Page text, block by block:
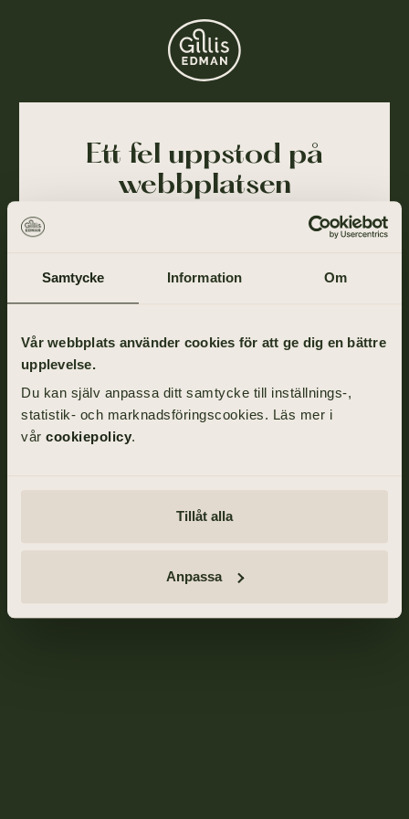
Samtycke Information Om
Vår webbplats använder cookies för att ge dig en bättre
upplevelse.
Du kan själv anpassa ditt samtycke till inställnings-,
statistik- och marknadsföringscookies. Läs mer i
vår cookiepolicy.
Tillåt alla
Anpassa
Ett fel uppstod på
webbplatsen
Ajdå! Vår webbplats stötte på ett tillfälligt fel och
rapporterat till oss och vi arbetar på att lösa det så
Gå tillbaka till startsidan om du vill fortsätta ditt
besök eller ring oss på
031-355 40 00
TILL STARTSIDAN